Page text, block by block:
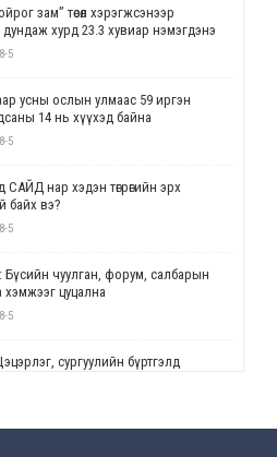
зам” төсөл хэрэгжсэнээр
дундаж хурд 23.3 хувиар нэмэгдэнэ
5
усны ослын улмаас 59 иргэн
14 нь хүүхэд байна
5
САЙД нар хэдэн төгрөгийн эрх
байх вэ?
5
Бүсийн чуулган, форум, салбарын
хэмжээг цуцална
5
сургуулийн бүртгэлд